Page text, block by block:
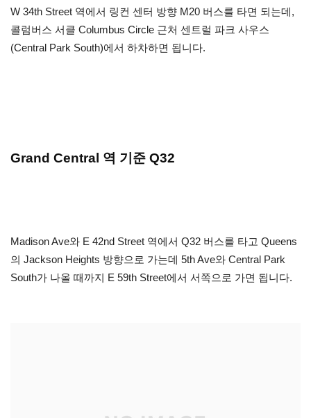
W 34th Street 역에서 링컨 센터 방향 M20 버스를 타면 되는데,
콜럼버스 서클 Columbus Circle 근처 센트럴 파크 사우스
(Central Park South)에서 하차하면 됩니다.
Grand Central 역 기준 Q32
Madison Ave와 E 42nd Street 역에서 Q32 버스를 타고 Queens
의 Jackson Heights 방향으로 가는데 5th Ave와 Central Park
South가 나올 때까지 E 59th Street에서 서쪽으로 가면 됩니다.